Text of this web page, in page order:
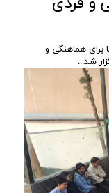
هماهنگی و
شد...